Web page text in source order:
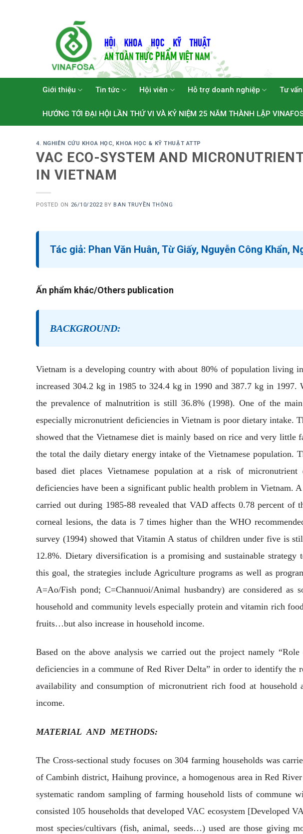
Giới thiệu Tin tức Hội viên Hỗ trợ doanh nghiệp Tư
HƯỚNG TỚI ĐẠI HỘI LẦN THỨ VI VÀ KỶ NIỆM 25 NĂM THÀNH LẬP
4. NGHIÊN CỨU KHOA HỌC, KHOA HỌC & KỸ THUẬT ATTP
VAC ECO-SYSTEM AND
IN VIETNAM
POSTED ON 26/10/2022 BY BAN TRUYỀN THÔNG
Tác giả: Phan Văn Huân, Từ Giấy, Nguyễn Công Khẩn,
Ấn phẩm khác/Others publication
BACKGROUND:
Vietnam is a developing country with about 80% of population living
increased 304.2 kg in 1985 to 324.4 kg in 1990 and 387.7 kg in 1997.
the prevalence of malnutrition is still 36.8% (1998). One of the
especially micronutrient deficiencies in Vietnam is poor dietary intake.
showed that the Vietnamese diet is mainly based on rice and very little
the total the daily dietary energy intake of the Vietnamese population.
based diet places Vietnamese population at a risk of
deficiencies have been a significant public health problem in Vietnam.
carried out during 1985-88 revealed that VAD affects 0.78 percent of
corneal lesions, the data is 7 times higher than the WHO
survey (1994) showed that Vitamin A status of children under five is
12.8%. Dietary diversification is a promising and sustainable
this goal, the strategies include Agriculture programs as well as
A=Ao/Fish pond; C=Channuoi/Animal husbandry) are considered
household and community levels especially protein and vitamin rich
fruits…but also increase in household income.
Based on the above analysis we carried out the project namely
deficiencies in a commune of Red River Delta” in order to identify the
availability and consumption of micronutrient rich food at
income.
MATERIAL AND METHODS:
The Cross-sectional study focuses on 304 farming households was
of Cambinh district, Haihung province, a homogenous area in Red
systematic random sampling of farming household lists of commune
consisted 105 households that developed VAC ecosystem [Developed
most species/cultivars (fish, animal, seeds…) used are those giving